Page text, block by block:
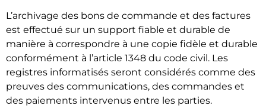
L’archivage des bons de commande et des factures
est effectué sur un support fiable et durable de
manière à correspondre à une copie fidèle et durable
conformément à l’article 1348 du code civil. Les
registres informatisés seront considérés comme des
preuves des communications, des commandes et
des paiements intervenus entre les parties.